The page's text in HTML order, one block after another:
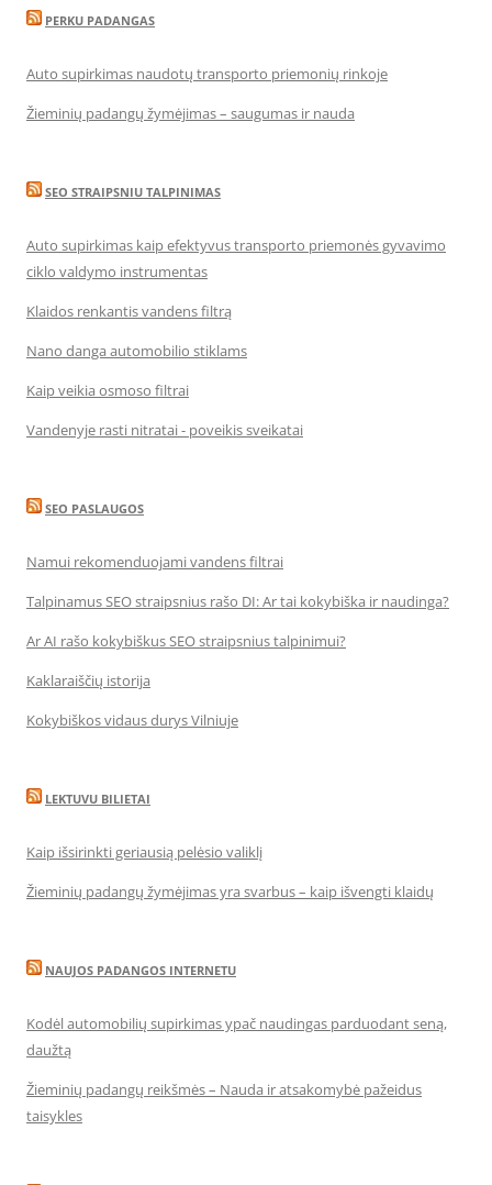
PERKU PADANGAS
Auto supirkimas naudotų transporto priemonių rinkoje
Žieminių padangų žymėjimas – saugumas ir nauda
SEO STRAIPSNIU TALPINIMAS
Auto supirkimas kaip efektyvus transporto priemonės gyvavimo
ciklo valdymo instrumentas
Klaidos renkantis vandens filtrą
Nano danga automobilio stiklams
Kaip veikia osmoso filtrai
Vandenyje rasti nitratai - poveikis sveikatai
SEO PASLAUGOS
Namui rekomenduojami vandens filtrai
Talpinamus SEO straipsnius rašo DI: Ar tai kokybiška ir naudinga?
Ar AI rašo kokybiškus SEO straipsnius talpinimui?
Kaklaraiščių istorija
Kokybiškos vidaus durys Vilniuje
LEKTUVU BILIETAI
Kaip išsirinkti geriausią pelėsio valiklį
Žieminių padangų žymėjimas yra svarbus – kaip išvengti klaidų
NAUJOS PADANGOS INTERNETU
Kodėl automobilių supirkimas ypač naudingas parduodant seną,
daužtą
Žieminių padangų reikšmės – Nauda ir atsakomybė pažeidus
taisykles